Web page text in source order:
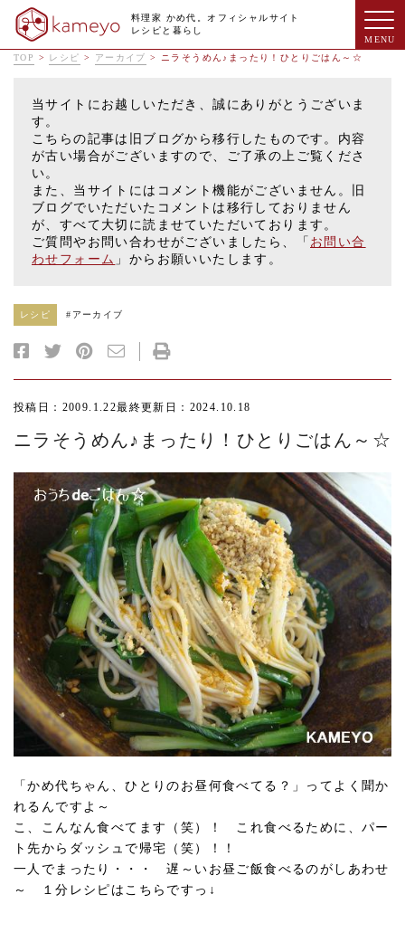
料理家 かめ代。オフィシャルサイト
レシピと暮らし
TOP > レシピ > アーカイブ > ニラそうめん♪まったり！ひとりごはん～☆
当サイトにお越しいただき、誠にありがとうございま
す。
こちらの記事は旧ブログから移行したものです。内容
が古い場合がございますので、ご了承の上ご覧くださ
い。
また、当サイトにはコメント機能がございません。旧
ブログでいただいたコメントは移行しておりません
が、すべて大切に読ませていただいております。
ご質問やお問い合わせがございましたら、「 お問い合
わせフォーム 」からお願いいたします。
レシピ # アーカイブ
投稿日：2009.1.22最終更新日：2024.10.18
ニラそうめん♪まったり！ひとりごはん～☆
「かめ代ちゃん、ひとりのお昼何食べてる？」ってよく聞か
れるんですよ～
こ、こんなん食べてます（笑）！ これ食べるために、パー
ト先からダッシュで帰宅（笑）！！
一人でまったり・・・ 遅～いお昼ご飯食べるのがしあわせ
～ １分レシピはこちらですっ↓